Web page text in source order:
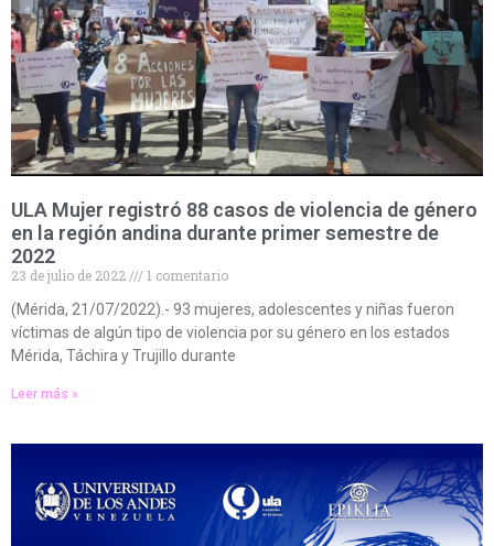
ULA Mujer registró 88 casos de violencia de género
en la región andina durante primer semestre de
2022
23 de julio de 2022
1 comentario
(Mérida, 21/07/2022).- 93 mujeres, adolescentes y niñas fueron
víctimas de algún tipo de violencia por su género en los estados
Mérida, Táchira y Trujillo durante
Leer más »